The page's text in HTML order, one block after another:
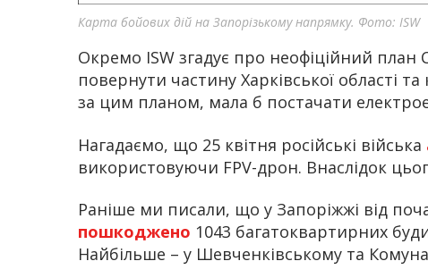
Карта бойових дій на Запорізькому напрямку. Фото: ISW
Окремо ISW згадує про неофіційний план
повернути частину Харківської області
за цим планом, мала б постачати
Нагадаємо, що 25 квітня російські війська
використовуючи FPV-дрон. Внаслідок
Раніше ми писали, що у Запоріжжі від
пошкоджено 1043 багатоквартирних
Найбільше – у Шевченківському та